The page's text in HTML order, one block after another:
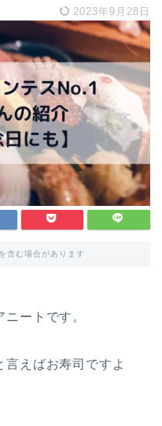
2023年9月28日
含む場合があります
ートです。
言えばお寿司ですよ